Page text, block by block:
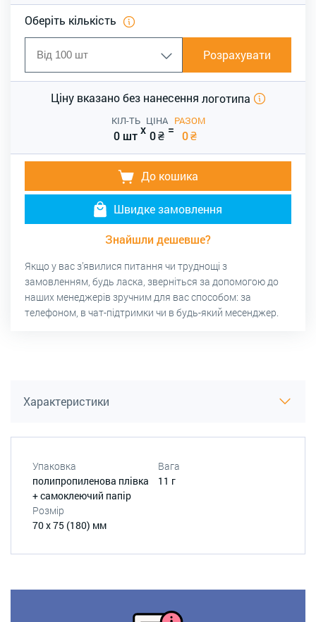
Оберіть кількість
Розрахувати
Ціну вказано без нанесення логотипа
КІЛ-ТЬ
0 штx
ЦІНА
0₴ =
РАЗОМ
0₴
До кошика
Швидке замовлення
Знайшли дешевше?
Якщо у вас з’явилися питання чи труднощі з
замовленням, будь ласка, зверніться за допомогою до
наших менеджерів зручним для вас способом: за
телефоном, в чат-підтримки чи в будь-який месенджер.
Характеристики
Упаковка
полипропиленова плівка
+ самоклеючий папір
Вага
11 г
Розмір
70 х 75 (180) мм